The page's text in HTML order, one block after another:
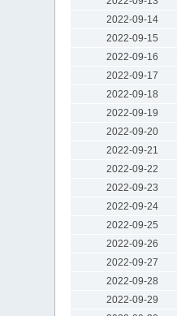
2022-09-14
2022-09-15
2022-09-16
2022-09-17
2022-09-18
2022-09-19
2022-09-20
2022-09-21
2022-09-22
2022-09-23
2022-09-24
2022-09-25
2022-09-26
2022-09-27
2022-09-28
2022-09-29